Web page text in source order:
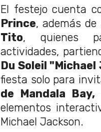
El festejo cuenta
Prince, además
Tito, quienes
actividades,
Du Soleil "Michael
fiesta solo para
de Mandala Bay,
elementos
Michael Jackson.